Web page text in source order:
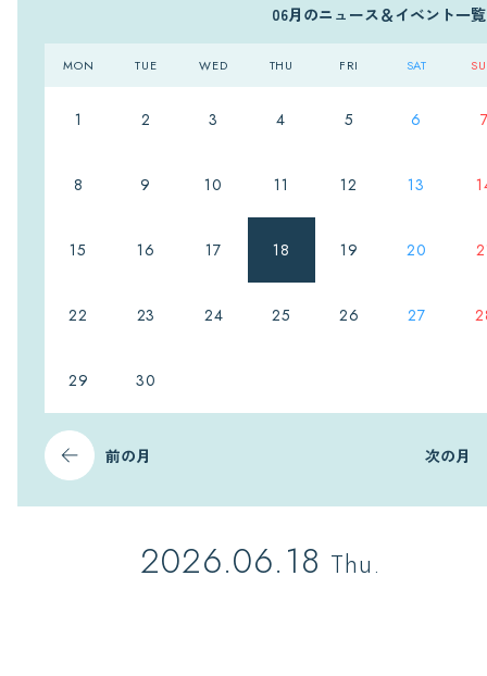
06月のニュース＆イベント一覧
MON TUE WED THU FRI SAT
1 2 3 4 5 6
8 9 10 11 12 13
15 16 17 18 19 20
22 23 24 25 26 27
29 30
前の月 次の月
2026.06.18 Thu.